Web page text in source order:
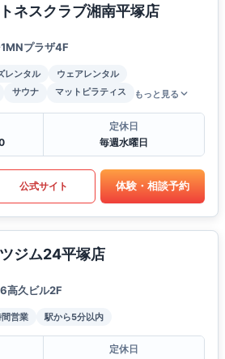
ネスクラブ湘南平塚店
プラザ4F
レンタル
ウェアレンタル
サウナ マットピラティス もっと見る
定休日
毎週水曜日
公式サイト 体験・相談予約
ジム24平塚店
高久ビル2F
営業 駅から5分以内
定休日